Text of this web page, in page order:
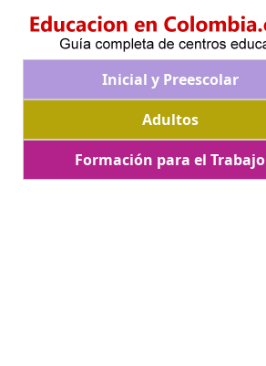
Inicial y Preescolar
Adultos
Formación para el Trabajo